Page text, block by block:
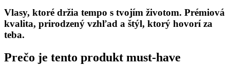
Vlasy, ktoré držia tempo s tvojím životom. Prémiová
kvalita, prirodzený vzhľad a štýl, ktorý hovorí za
teba.
Prečo je tento produkt must-have